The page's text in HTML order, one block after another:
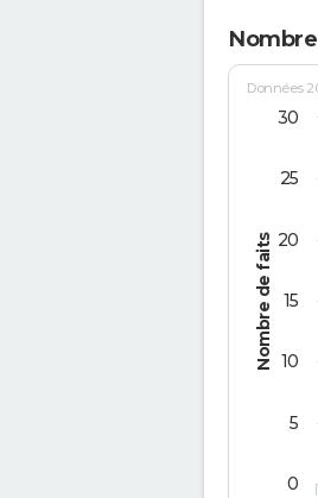
Nombre de faits
Données
0
5
10
15
20
25
30